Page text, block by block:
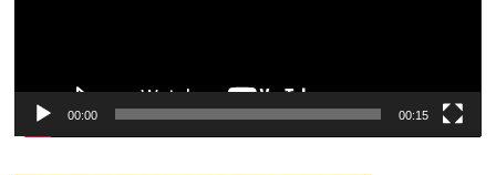
00:00 00:15